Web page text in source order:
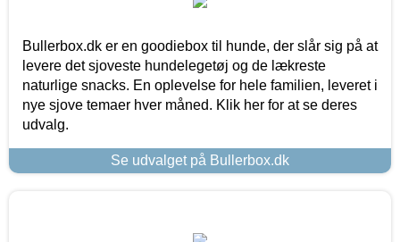
Bullerbox.dk er en goodiebox til hunde, der slår sig på at
levere det sjoveste hundelegetøj og de lækreste
naturlige snacks. En oplevelse for hele familien, leveret i
nye sjove temaer hver måned. Klik her for at se deres
udvalg.
Se udvalget på Bullerbox.dk